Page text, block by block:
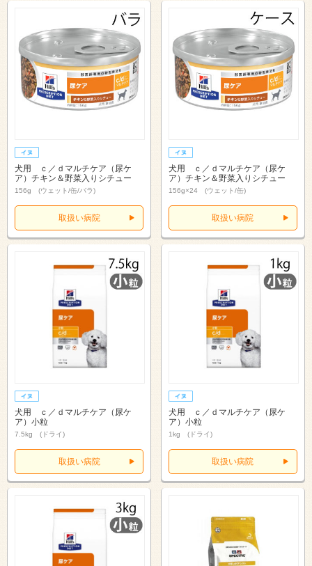
犬用 ｃ／ｄマルチケア（尿ケ
ア）チキン＆野菜入りシチュー
156g (ウェット/缶/バラ)
取扱い病院
犬用 ｃ／ｄマルチケア（尿ケ
ア）チキン＆野菜入りシチュー
156g×24 (ウェット/缶)
取扱い病院
犬用 ｃ／ｄマルチケア（尿ケ
ア）小粒
7.5kg (ドライ)
取扱い病院
犬用 ｃ／ｄマルチケア（尿ケ
ア）小粒
1kg (ドライ)
取扱い病院